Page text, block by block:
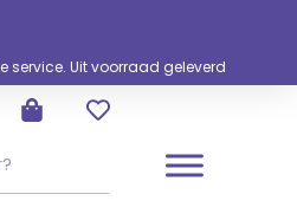
service. Uit voorraad geleverd